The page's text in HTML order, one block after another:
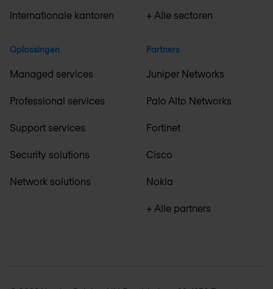
Internationale kantoren
Oplossingen
Managed services
Professional services
Support services
Security solutions
Network solutions
+ Alle sectoren
Partners
Juniper Networks
Palo Alto Networks
Fortinet
Cisco
Nokia
+ Alle partners